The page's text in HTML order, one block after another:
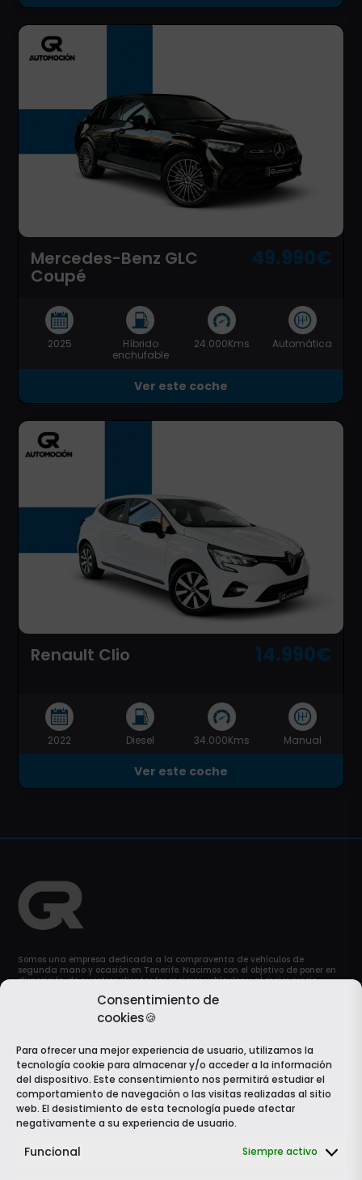
Consentimiento de
cookies🍪
Para ofrecer una mejor experiencia de usuario, utilizamos la
tecnología cookie para almacenar y/o acceder a la información
del dispositivo. Este consentimiento nos permitirá estudiar el
comportamiento de navegación o las visitas realizadas al sitio
web. El desistimiento de esta tecnología puede afectar
negativamente a su experiencia de usuario.
Funcional Siempre activo
Mercedes-Benz GLC
Coupé
49.990€
2025
Híbrido
enchufable
24.000Kms Automática
Ver este coche
Renault Clio 14.990€
2022 Diesel 34.000Kms Manual
Ver este coche
Somos una empresa dedicada a la compraventa de vehículos de
segunda mano y ocasión en Tenerife. Nacimos con el objetivo de poner en
disposición de nuestros clientes los mejores vehículos y al mejor precio
 689 08 87 17
 info@grautomocion.com
Calle Alcalde García Ramos, 3, 38003, Santa Cruz de